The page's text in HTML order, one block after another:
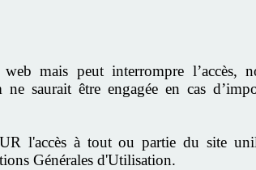
mais peut interrompre l’accès,
saurait être engagée en cas
l'accès à tout ou partie du site
Générales d'Utilisation.